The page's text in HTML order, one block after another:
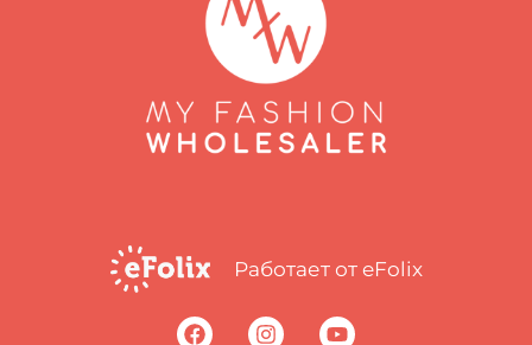
Работает от eFolix